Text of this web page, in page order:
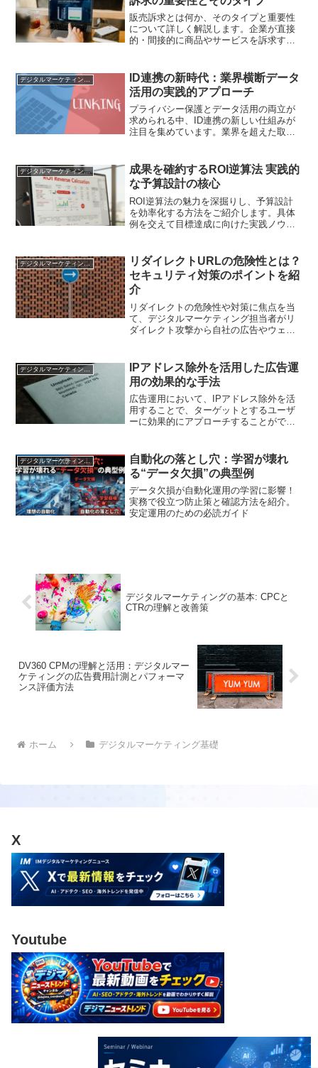
販売訴求とは何か、そのタイプと重要性
について詳しく解説します。企業が直接
的・間接的に商品やサービスを訴求する
ID連携の新時代：業界横断データ
活用の実践的アプローチ
プライバシー保護とデータ活用の両立が
求められる中、ID連携の新しい仕組みが
注目を集めています。業界を超えた取り
デジタルマーケティング基礎
成果を確約するROI逆算法 実践的
な予算設計の核心
ROI逆算法の魅力を深掘りし、予算設計
を効率化する方法をご紹介します。具体
例を交えて目標達成に向けた実践ノウハ
デジタルマーケティング基礎
リダイレクトURLの危険性とは？
セキュリティ対策のポイントを紹
介
リダイレクトの危険性や対策に焦点を当
て、デジタルマーケティング担当者がリ
ダイレクト攻撃から自社の広告やウェブ
IPアドレス除外を活用した広告運
用の効果的な手法
広告運用において、IPアドレス除外を活
用することで、ターゲットとするユーザ
ーに効果的にアプローチすることができ
デジタルマーケティング基礎
自動化の落とし穴：学習が壊れ
る“データ欠損”の典型例
データ欠損が自動化運用の学習に影響！
実務で役立つ防止策と確認方法を紹介。
安定運用のための必読ガイド
デジタルマーケティングの基本: CPCと
CTRの理解と改善策
DV360 CPMの理解と活用：デジタルマー
ケティングの広告費用計測とパフォーマ
ンス評価方法
ホーム デジタルマーケティング基礎
X
Youtube